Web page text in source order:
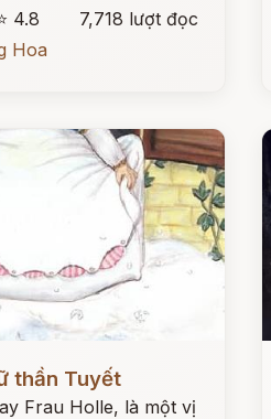
4.8
7,718 lượt đọc
Hoa
thần Tuyết
Frau Holle, là một vị